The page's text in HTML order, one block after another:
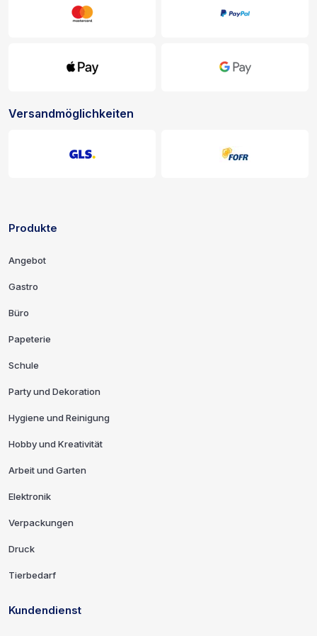
Versandmöglichkeiten
Links und Kontaktinformationen
Produkte
Angebot
Gastro
Büro
Papeterie
Schule
Party und Dekoration
Hygiene und Reinigung
Hobby und Kreativität
Arbeit und Garten
Elektronik
Verpackungen
Druck
Tierbedarf
Kundendienst